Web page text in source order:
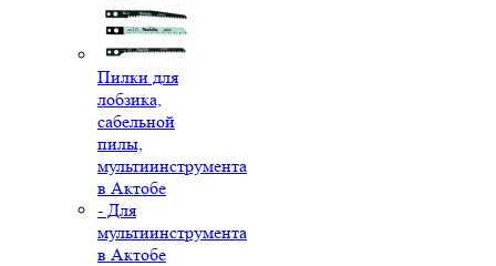
Пилки для
лобзика,
сабельной
пилы,
мультиинструмента
в Актобе
- Для
мультиинструмента
в Актобе